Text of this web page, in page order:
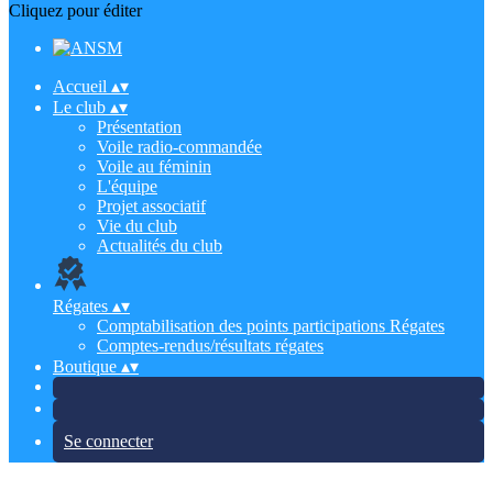
Cliquez pour éditer
Accueil ▴▾
Le club ▴▾
Présentation
Voile radio-commandée
Voile au féminin
L'équipe
Projet associatif
Vie du club
Actualités du club
Régates ▴▾
Comptabilisation des points participations Régates
Comptes-rendus/résultats régates
Boutique ▴▾
Se connecter